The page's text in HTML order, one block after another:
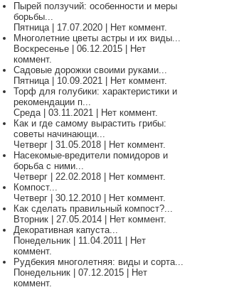
Пырей ползучий: особенности и меры
борьбы...
Пятница | 17.07.2020 | Нет коммент.
Многолетние цветы астры и их виды...
Воскресенье | 06.12.2015 | Нет
коммент.
Садовые дорожки своими руками...
Пятница | 10.09.2021 | Нет коммент.
Торф для голубики: характеристики и
рекомендации п...
Среда | 03.11.2021 | Нет коммент.
Как и где самому вырастить грибы:
советы начинающи...
Четверг | 31.05.2018 | Нет коммент.
Насекомые-вредители помидоров и
борьба с ними...
Четверг | 22.02.2018 | Нет коммент.
Компост...
Четверг | 30.12.2010 | Нет коммент.
Как сделать правильный компост?...
Вторник | 27.05.2014 | Нет коммент.
Декоративная капуста...
Понедельник | 11.04.2011 | Нет
коммент.
Рудбекия многолетняя: виды и сорта...
Понедельник | 07.12.2015 | Нет
коммент.